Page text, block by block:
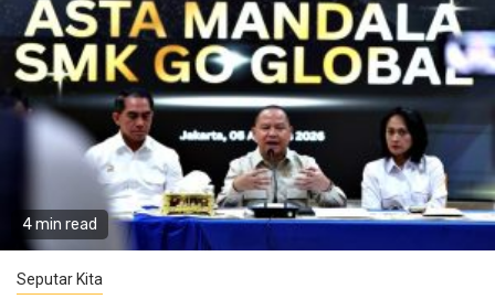
4 min read
Seputar Kita